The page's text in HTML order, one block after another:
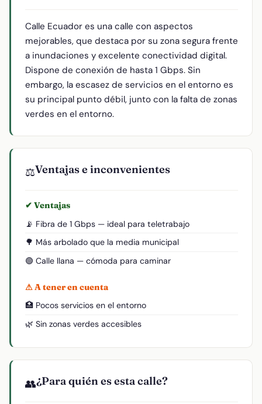
Calle Ecuador es una calle con aspectos
mejorables, que destaca por su zona segura frente
a inundaciones y excelente conectividad digital.
Dispone de conexión de hasta 1 Gbps. Sin
embargo, la escasez de servicios en el entorno es
su principal punto débil, junto con la falta de zonas
verdes en el entorno.
⚖️Ventajas e inconvenientes
✔ Ventajas
📡 Fibra de 1 Gbps — ideal para teletrabajo
🌳 Más arbolado que la media municipal
🟢 Calle llana — cómoda para caminar
⚠ A tener en cuenta
🏥 Pocos servicios en el entorno
🌿 Sin zonas verdes accesibles
👥¿Para quién es esta calle?